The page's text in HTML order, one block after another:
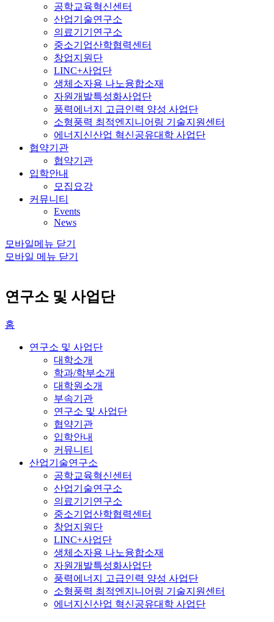
공학교육혁신센터
산업기술연구소
의료기기연구소
중소기업산학협력센터
창업지원단
LINC+사업단
생체소자용 나노융합소재
자원개발특성화사업단
풍력에너지 고급인력 양성 사업단
소형풍력 최적엔지니어링 기술지원센터
에너지신산업 혁신공유대학 사업단
협약기관
협약기관
입학안내
모집요강
커뮤니티
Events
News
모바일메뉴 닫기
모바일 메뉴 닫기
연구소 및 사업단
홈
연구소 및 사업단
대학소개
학과/학부소개
대학원소개
부속기관
연구소 및 사업단
협약기관
입학안내
커뮤니티
산업기술연구소
공학교육혁신센터
산업기술연구소
의료기기연구소
중소기업산학협력센터
창업지원단
LINC+사업단
생체소자용 나노융합소재
자원개발특성화사업단
풍력에너지 고급인력 양성 사업단
소형풍력 최적엔지니어링 기술지원센터
에너지신산업 혁신공유대학 사업단